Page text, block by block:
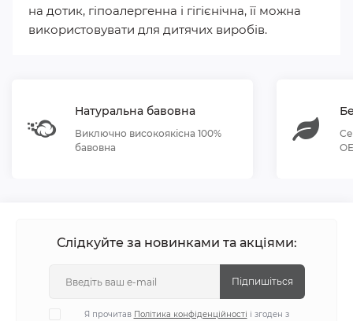
на дотик, гіпоалергенна і гігієнічна, її можна
використовувати для дитячих виробів.
Натуральна бавовна
Виключно високоякісна 100%
бавовна
Слідкуйте за новинками та акціями:
Підпишіться
Я прочитав Політика конфіденційності і згоден з